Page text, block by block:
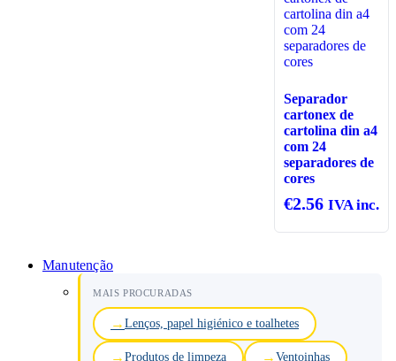
Separador
cartonex de
cartolina din a4
com 24
separadores de
cores
€2.56 IVA inc.
Manutenção
MAIS PROCURADAS
Lenços, papel higiénico e toalhetes
Produtos de limpeza Ventoinhas